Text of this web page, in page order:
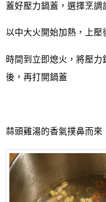
蓋好壓力鍋蓋， 選擇烹調
以中大火開始加熱，上壓
時間到立即熄火，將壓
後，再打開鍋蓋
蒜頭雞湯的香氣撲鼻而來